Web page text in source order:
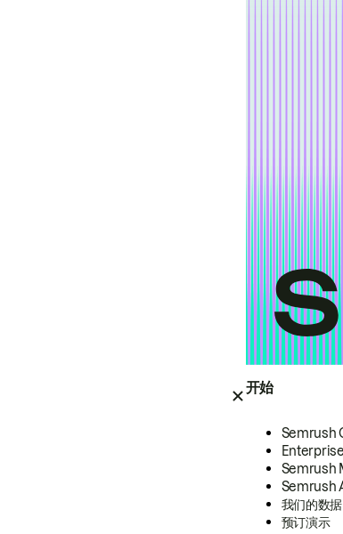
开始
Semrush
Enterprise
Semrush
Semrush
我们的数据
预订演示